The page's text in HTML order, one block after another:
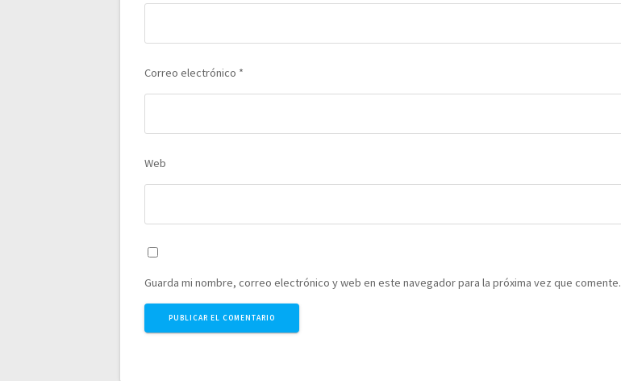
Correo electrónico *
Web
Guarda mi nombre, correo electrónico y web en este navegador para la próxima vez que comente.